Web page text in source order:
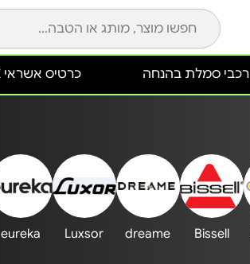
כרטיס אשראי HTZ רכבי סמלת בהנחה
Bissell
dreame
Luxsor
eureka